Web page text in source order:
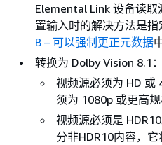
Elemental Link 设备读
置输入时的解决方法是
B – 可以强制更正元数据
转换为 Dolby Vision 8.1：
视频源必须为 HD 或
须为 1080p 或更高规
视频源必须是
分非HDR10内容，